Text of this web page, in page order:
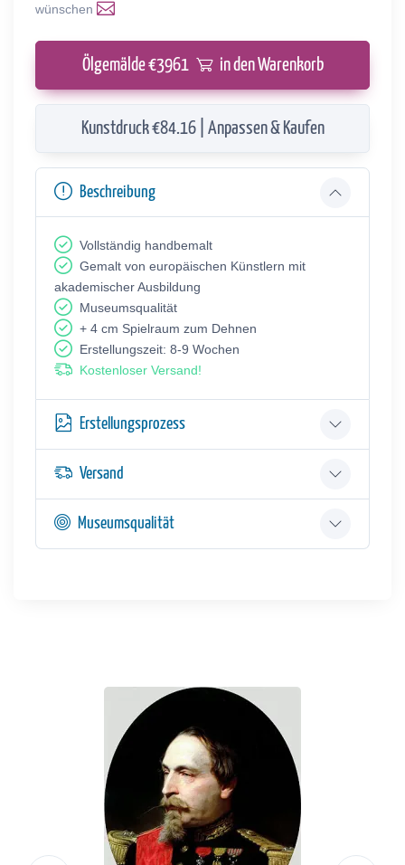
wünschen
Ölgemälde €3961 in den Warenkorb
Kunstdruck €84.16 | Anpassen & Kaufen
Beschreibung
Vollständig handbemalt
Gemalt von europäischen Künstlern mit
akademischer Ausbildung
Museumsqualität
+ 4 cm Spielraum zum Dehnen
Erstellungszeit: 8-9 Wochen
Kostenloser Versand!
Erstellungsprozess
Versand
Museumsqualität